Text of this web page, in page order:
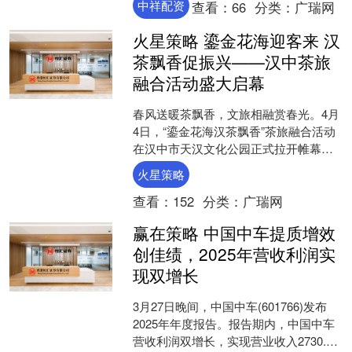
会、中国保险行业协会和上海....
中祥配资 查看：66 分类： 广瑞网
火星策略 鎏金花海迎客来 汉
茶飘香促振兴——汉中茶旅
融合活动盛大启幕
春风送暖茶飘香，文旅相融赏春光。4月
4日，“鎏金花海汉茶飘香”茶旅融合活动
在汉中市天汉文化公园正式拉开帷幕。
本次活动以“茶艺展演+品牌展销+互动体
验”为核心，将....
火星策略
查看： 152 分类： 广瑞网
赢在策略 中国中车提质增效
创佳绩，2025年营收利润实
现双增长
3月27日晚间，中国中车(601766)发布
2025年年度报告。报告期内，中国中车
营收利润双增长，实现营业收入2730.63